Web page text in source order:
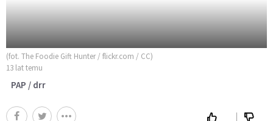
(fot. The Foodie Gift Hunter / flickr.com / CC)
13 lat temu
PAP / drr